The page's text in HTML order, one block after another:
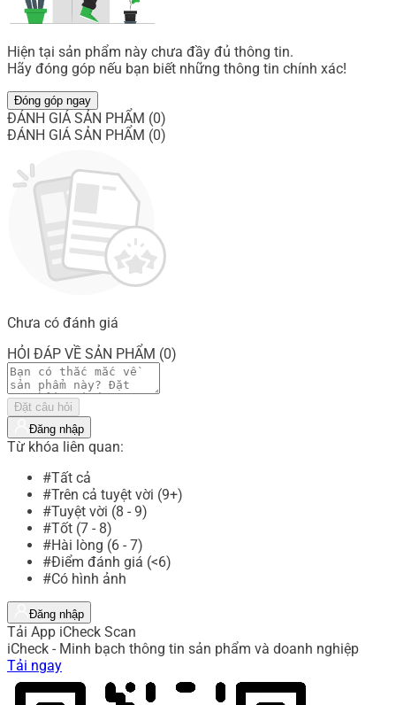
Hiện tại sản phẩm này chưa đầy đủ thông tin.
Hãy đóng góp nếu bạn biết những thông tin chính xác!
Đóng góp ngay
ĐÁNH GIÁ SẢN PHẨM (0)
ĐÁNH GIÁ SẢN PHẨM (0)
Chưa có đánh giá
HỎI ĐÁP VỀ SẢN PHẨM (0)
Đặt câu hỏi
Đăng nhập
Từ khóa liên quan:
#Tất cả
#Trên cả tuyệt vời (9+)
#Tuyệt vời (8 - 9)
#Tốt (7 - 8)
#Hài lòng (6 - 7)
#Điểm đánh giá (<6)
#Có hình ảnh
Đăng nhập
Tải App iCheck Scan
iCheck - Minh bạch thông tin sản phẩm và doanh nghiệp
Tải ngay